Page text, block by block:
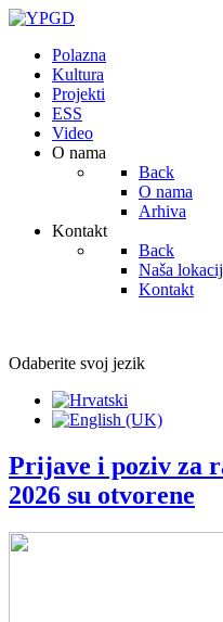
Polazna
Kultura
Projekti
ESS
Video
O nama
Back
O nama
Arhiva
Kontakt
Back
Naša
Kontakt
Odaberite svoj jezik
Prijave i poziv za
2026 su otvorene